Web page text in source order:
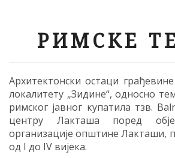
РИМСКЕ
Архитектонски остаци
локалитету „Зидине“, односно
римског јавног купатила тзв.
центру Лакташа поред
организације општине Лакташи,
од I до IV вијека.